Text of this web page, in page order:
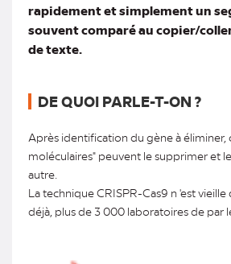
rapidement et simplement un
souvent comparé au copier/
de texte.
DE QUOI PARLE-T-ON ?
Après identification du gène à éliminer,
moléculaires" peuvent le supprimer et
autre.
La technique CRISPR-Cas9 n 'est vieille
déjà, plus de 3 000 laboratoires de par